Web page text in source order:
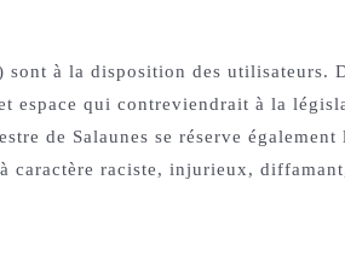
à la disposition des utilisateurs.
espace qui contreviendrait à la
de Salaunes se réserve
caractère raciste, injurieux,